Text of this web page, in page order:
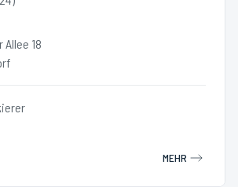
Allee 18
MEHR